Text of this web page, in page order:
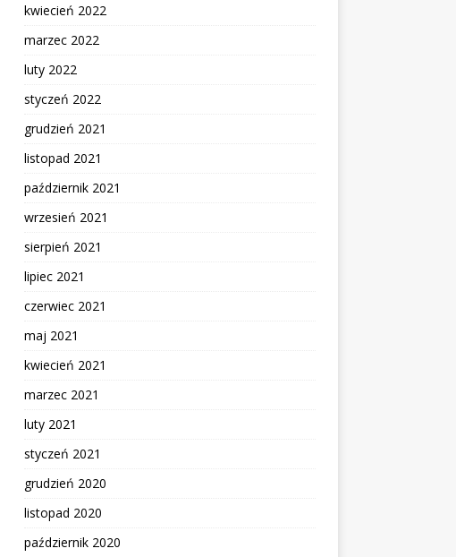
kwiecień 2022
marzec 2022
luty 2022
styczeń 2022
grudzień 2021
listopad 2021
październik 2021
wrzesień 2021
sierpień 2021
lipiec 2021
czerwiec 2021
maj 2021
kwiecień 2021
marzec 2021
luty 2021
styczeń 2021
grudzień 2020
listopad 2020
październik 2020